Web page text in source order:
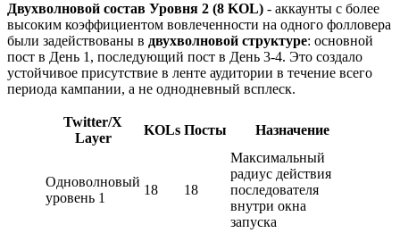
Двухволновой состав Уровня 2 (8 KOL) - аккаунты с более
высоким коэффициентом вовлеченности на одного фолловера
были задействованы в двухволновой структуре: основной
пост в День 1, последующий пост в День 3-4. Это создало
устойчивое присутствие в ленте аудитории в течение всего
периода кампании, а не однодневный всплеск.
Twitter/X
Layer
KOLs Посты Назначение
Одноволновый
уровень 1
18 18
Максимальный
радиус действия
последователя
внутри окна
запуска